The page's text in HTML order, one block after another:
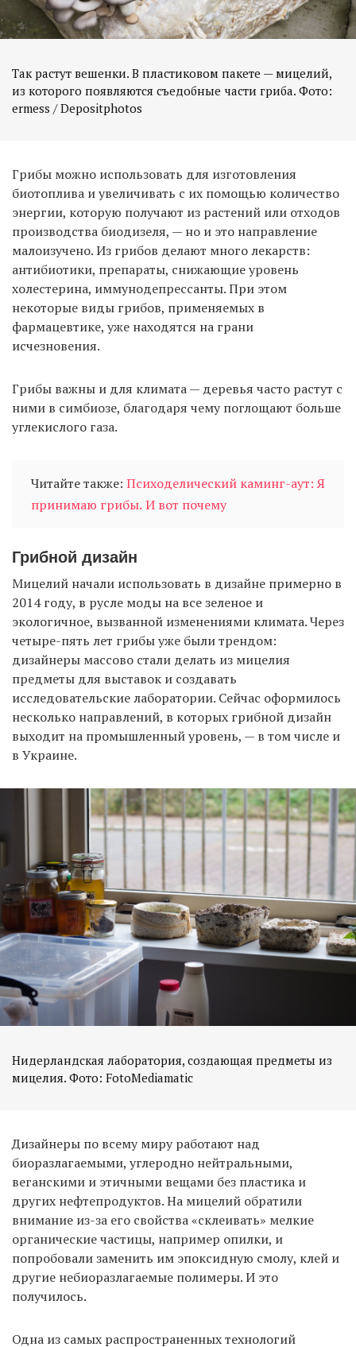
Так растут вешенки. В пластиковом пакете — мицелий,
из которого появляются съедобные части гриба. Фото:
ermess / Depositphotos
Грибы можно использовать для изготовления
биотоплива и увеличивать с их помощью количество
энергии, которую получают из растений или отходов
производства биодизеля, — но и это направление
малоизучено. Из грибов делают много лекарств:
антибиотики, препараты, снижающие уровень
холестерина, иммунодепрессанты. При этом
некоторые виды грибов, применяемых в
фармацевтике, уже находятся на грани
исчезновения.
Грибы важны и для климата — деревья часто растут с
ними в симбиозе, благодаря чему поглощают больше
углекислого газа.
Читайте также: Психоделический каминг-аут: Я
принимаю грибы. И вот почему
Грибной дизайн
Мицелий начали использовать в дизайне примерно в
2014 году, в русле моды на все зеленое и
экологичное, вызванной изменениями климата. Через
четыре-пять лет грибы уже были трендом:
дизайнеры массово стали делать из мицелия
предметы для выставок и создавать
исследовательские лаборатории. Сейчас оформилось
несколько направлений, в которых грибной дизайн
выходит на промышленный уровень, — в том числе и
в Украине.
Нидерландская лаборатория, создающая предметы из
мицелия. Фото: FotoMediamatic
Дизайнеры по всему миру работают над
биоразлагаемыми, углеродно нейтральными,
веганскими и этичными вещами без пластика и
других нефтепродуктов. На мицелий обратили
внимание из-за его свойства «склеивать» мелкие
органические частицы, например опилки, и
попробовали заменить им эпоксидную смолу, клей и
другие небиоразлагаемые полимеры. И это
получилось.
Одна из самых распространенных технологий